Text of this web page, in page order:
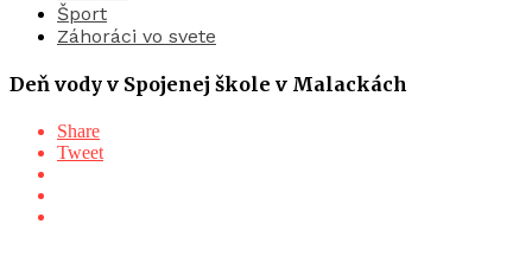
Šport
Záhoráci vo svete
Deň vody v Spojenej škole v Malackách
Share
Tweet